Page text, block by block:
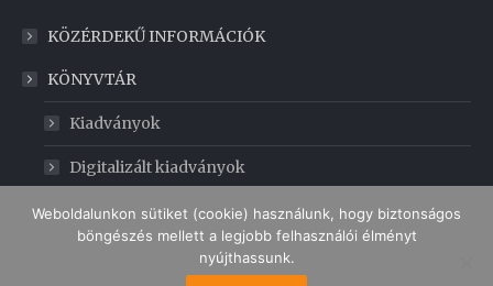
KÖZÉRDEKŰ INFORMÁCIÓK
KÖNYVTÁR
Kiadványok
Digitalizált kiadványok
GABONAMÚZEUM
Weboldalunkon sütiket (cookie) használunk, hogy biztonságos
böngészés mellett a legjobb felhasználói élményt
nyújthassunk.